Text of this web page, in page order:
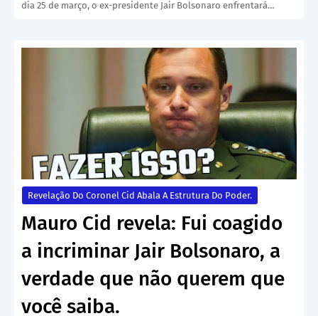
dia 25 de março, o ex-presidente Jair Bolsonaro enfrentará…
Revelação Do Coronel Cid Abala A Estrutura Do Poder.
Mauro Cid revela: Fui coagido
a incriminar Jair Bolsonaro, a
verdade que não querem que
você saiba.